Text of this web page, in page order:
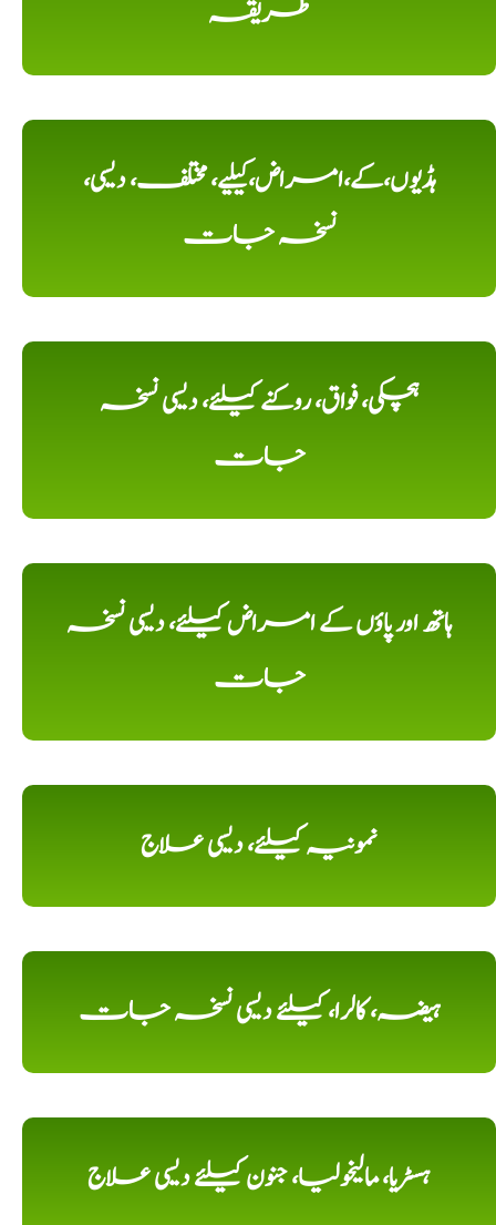
طریقہ
ہڈیوں،کے،امراض،کیلیے، مختلف، دیسی،
نسخہ جات
ہچکی، فواق، روکنے کیلئے، دیسی نسخہ
جات
ہاتھ اور پاؤں کے امراض کیلئے، دیسی نسخہ
جات
نمونیہ کیلئے، دیسی علاج
ہیضہ، کالرا، کیلئے دیسی نسخہ جات
ہسٹریا، مالیخولیا، جنون کیلئے دیسی علاج